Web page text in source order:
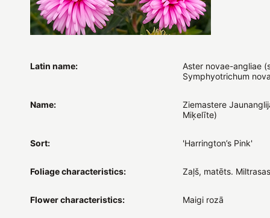
Latin name:
Aster novae-angliae
Symphyotrichum
Name:
Ziemastere
Miķelīte)
Sort: 'Harrington’s Pink'
Foliage characteristics: Zaļš, matēts.
Flower characteristics: Maigi rozā